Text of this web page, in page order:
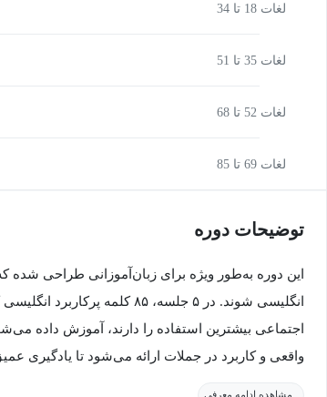
لغات 18 تا 34
لغات 35 تا 51
لغات 52 تا 68
لغات 69 تا 85
توضیحات دوره
این دوره به‌طور ویژه برای زبان‌آموزانی طراحی شده
انگلیسی شوند. در ۵ جلسه، ۸۵
اجتماعی بیشترین استفاده را دارند، آموزش داده
واقعی و کاربرد در جملات ارائه می‌شود تا یادگیری
مشاهده ادامه معرفی